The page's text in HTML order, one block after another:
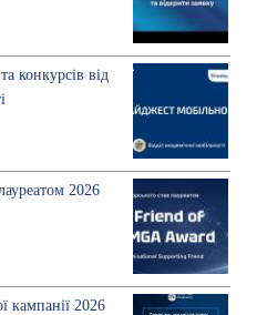
конкурсів від
2026
кампанії 2026